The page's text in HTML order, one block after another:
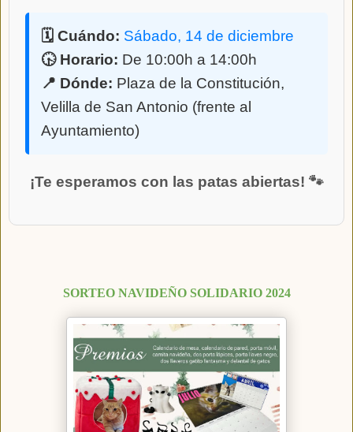
🗓️ Cuándo: Sábado, 14 de diciembre
🕟 Horario: De 10:00h a 14:00h
📍 Dónde: Plaza de la Constitución,
Velilla de San Antonio (frente al
Ayuntamiento)
¡Te esperamos con las patas abiertas! 🐾
SORTEO NAVIDEÑO SOLIDARIO 2024